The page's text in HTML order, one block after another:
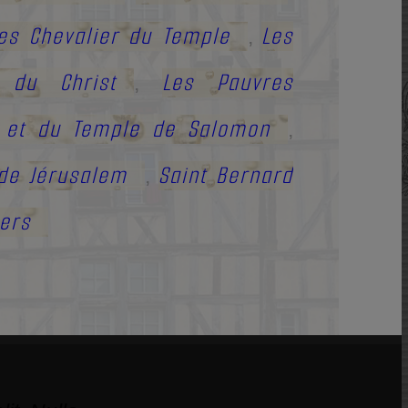
Chevalier du Temple , Les
du Christ
, Les Pauvres
du Temple de Salomon
,
Jérusalem , Saint Bernard